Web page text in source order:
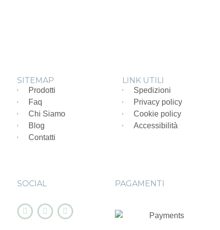
SITEMAP
Prodotti
Faq
Chi Siamo
Blog
Contatti
SOCIAL
LINK UTILI
Spedizioni
Privacy policy
Cookie policy
Accessibilità
PAGAMENTI